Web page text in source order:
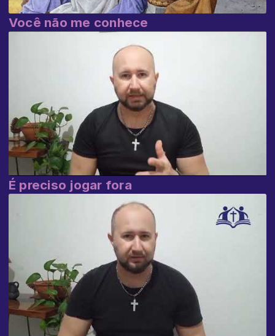
Você não me conhece
É preciso jogar fora